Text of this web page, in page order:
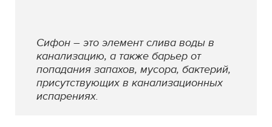
Сифон – это элемент слива воды в
канализацию, а также барьер от
попадания запахов, мусора, бактерий,
присутствующих в канализационных
испарениях.